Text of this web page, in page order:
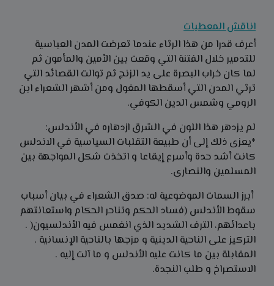
اناقش المعطيات
أعرف قدرا من هذا الرثاء عندما تعرضت المدن العباسية
للتدمير خلال الفتنة التي وقعت بين الأمين والمأمون ثم
لما كان خراب البصرة على يد الزنج ثم توالت القصائد التي
ترثي المدن التي أسقطها المغول ومن أشهر الشعراء ابن
الرومي وشمس الدين الكوفي.
لم يزدهر هذا اللون في الشرق ازدهاره في الأندلس:
*يعزى ذلك إلى أن طبيعة التقلبات السياسية في الاندلس
كانت أشد حدة وأسرع إيقاعا و اتخذت شكل المواجهة بين
المسلمين والنصارى.
أبرز السمات الموضوعية له: صدق الشعراء في بيان أسباب
سقوط الأندلس (فساد الحكم وتناحر الحكام واستعانتهم
باعدائهم، الترف الشديد الذي انغمس فيه الأندلسيون( .
التركيز على الناحية الدينية و مزجها بالناحية الإنسانية .
المقابلة بين ما كانت عليه الأندلس و ما آلت إليه .
الاستصراخ و طلب النجدة.